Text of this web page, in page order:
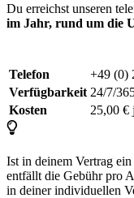
Du erreichst unseren
im Jahr, rund um die
Telefon
+49 (0)
Verfügbarkeit 24/7/
Kosten
25,00 €
Ist in deinem Vertrag
entfällt die Gebühr pro
in deiner individuellen